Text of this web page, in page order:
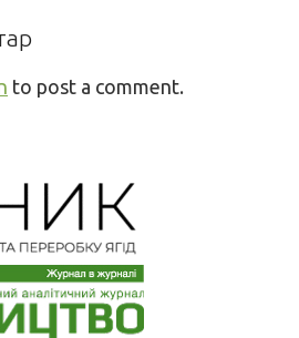
to post a comment.